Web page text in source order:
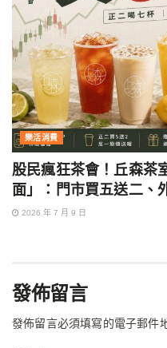
樂活消費
股民瘋狂茶會！丘森茶
面」：門市買五送二、
2026 年 7 月 9 日
發佈留言
發佈留言必須填寫的電子郵件